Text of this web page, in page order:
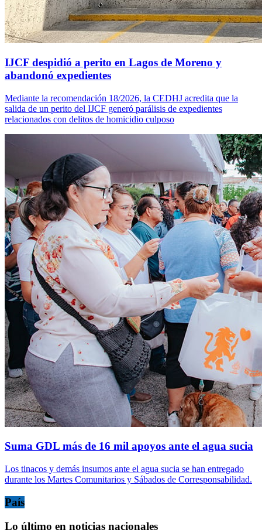
IJCF despidió a perito en Lagos de Moreno y
abandonó expedientes
Mediante la recomendación 18/2026, la CEDHJ acredita que la
salida de un perito del IJCF generó parálisis de expedientes
relacionados con delitos de homicidio culposo
Suma GDL más de 16 mil apoyos ante el agua sucia
Los tinacos y demás insumos ante el agua sucia se han entregado
durante los Martes Comunitarios y Sábados de Corresponsabilidad.
País
Lo último en noticias nacionales